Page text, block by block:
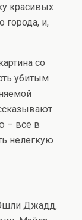
красивых
города, и,
со
убитым
– все в
нелегкую
Джадд,